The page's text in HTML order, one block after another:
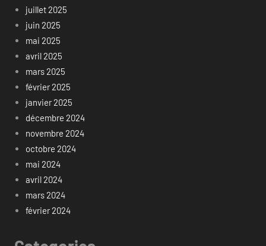
juillet 2025
juin 2025
mai 2025
avril 2025
mars 2025
février 2025
janvier 2025
décembre 2024
novembre 2024
octobre 2024
mai 2024
avril 2024
mars 2024
février 2024